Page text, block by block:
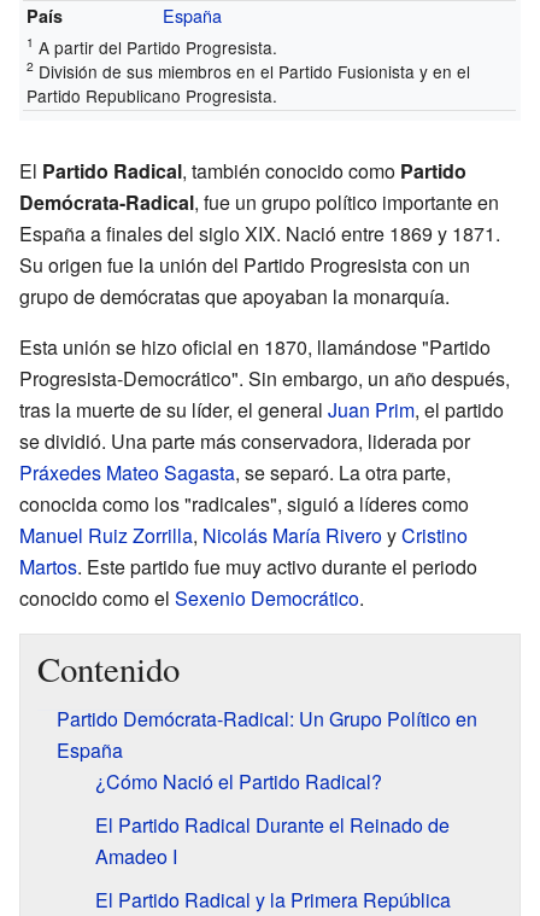
País España
1 A partir del Partido Progresista.
2 División de sus miembros en el Partido Fusionista y en el
Partido Republicano Progresista.
El Partido Radical, también conocido como Partido
Demócrata-Radical, fue un grupo político importante en
España a finales del siglo XIX. Nació entre 1869 y 1871.
Su origen fue la unión del Partido Progresista con un
grupo de demócratas que apoyaban la monarquía.
Esta unión se hizo oficial en 1870, llamándose "Partido
Progresista-Democrático". Sin embargo, un año después,
tras la muerte de su líder, el general Juan Prim, el partido
se dividió. Una parte más conservadora, liderada por
Práxedes Mateo Sagasta, se separó. La otra parte,
conocida como los "radicales", siguió a líderes como
Manuel Ruiz Zorrilla, Nicolás María RiveroyCristino
Martos. Este partido fue muy activo durante el periodo
conocido como el Sexenio Democrático.
Contenido
Partido Demócrata-Radical: Un Grupo Político en
España
¿Cómo Nació el Partido Radical?
El Partido Radical Durante el Reinado de
Amadeo I
El Partido Radical y la Primera República